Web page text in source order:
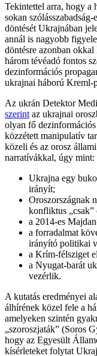
Tekintettel arra, hogy a
sokan
döntését Ukrajnában
annál is nagyobb
döntésre azonban
három tévéadó fontos
dezinformációs
ukrajnai háború Kreml-
Az ukrán Detektor
szerint az ukrajnai
olyan fő
közzétett manipulatív
közeli és az orosz
narratívákkal, úgy mint:
Ukrajna egy
irányít;
Oroszországnak
konfliktus „csak”
a 2014-es
a forradalmat
irányító politikai
a Krím-félsziget
a Nyugat-barát
vezérlik.
A kutatás eredményei
álhírének közel fele a
amelyeken szintén
„szoroszjaták” (Soros
hogy az Egyesült
kísérleteket folytat